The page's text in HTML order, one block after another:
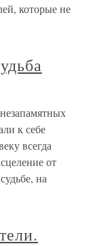
которые не
к себе
всегда
от
на